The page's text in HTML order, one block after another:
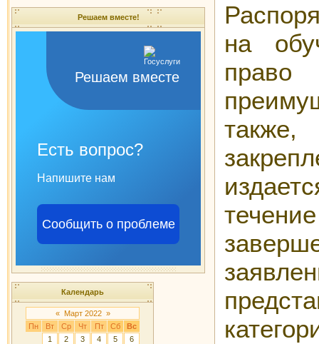
Решаем вместе!
Решаем вместе
Есть вопрос?
Напишите нам
Сообщить о проблеме
Календарь
« Март 2022 »
Пн
Вт Ср Чт Пт Сб
Вс
1
2 3 4 5
6
на